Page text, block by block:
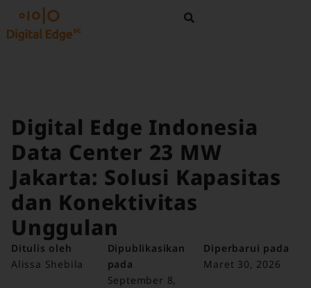
Digital Edge Indonesia
Data Center 23 MW
Jakarta: Solusi Kapasitas
dan Konektivitas
Unggulan
Ditulis oleh
Alissa Shebila
Dipublikasikan
pada
September 8,
Diperbarui pada
Maret 30, 2026